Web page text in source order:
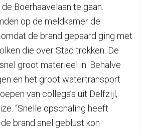
Boerhaavelaan te gaan.
op de meldkamer de
de brand gepaard ging met
die over Stad trokken. De
groot materieel in. Behalve
en het groot watertransport
van collega’s uit Delfzijl,
“Snelle opschaling heeft
brand snel geblust kon